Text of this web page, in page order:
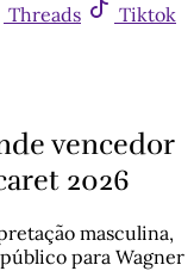
Threads
Tiktok
vencedor
2026
masculina,
para Wagner